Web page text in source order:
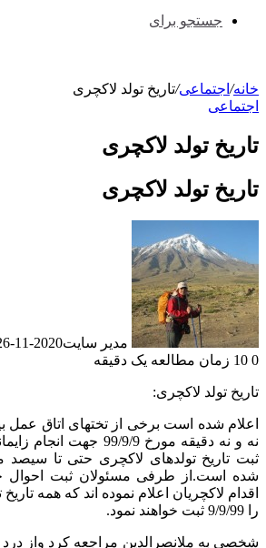
جستجو برای
خانه/ اجتماعی/تاریخ تولد لاکچری
اجتماعی
تاریخ تولد لاکچری
تاریخ تولد لاکچری
مدیر سایت2020-11-26
0
زمان مطالعه یک دقیقه
تاریخ تولد لاکچری:
اعلام شده است برخی از تختهای اتاق عمل
نه و نه دقیقه مورخ 99/9/9
ثبت تاریخ تولدهای لاکچری حتی تا سیصد
شده است.از طرفی مسئولان ثبت احوال
را 9/9/99 ثبت خواهند نمود.
شخصی به ملانصرالدین مراجعه کرد واز درد